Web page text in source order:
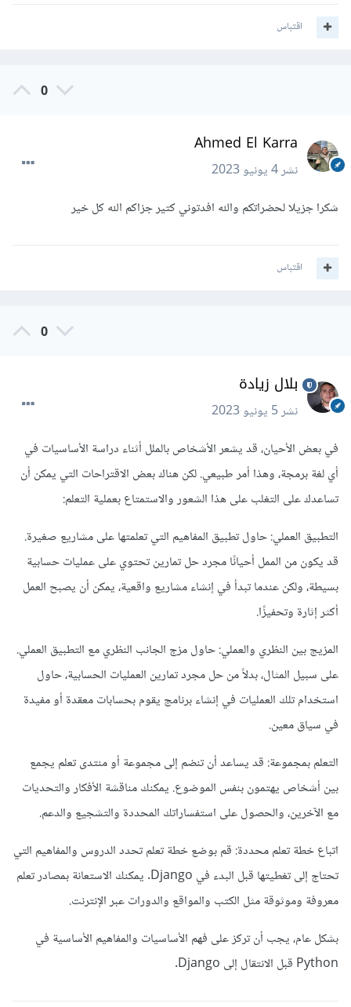
اقتباس
0
Ahmed El Karra
نشر4 يونيو 2023
شكرا جزيلا لحضراتكم والله افدتوني كتير جزاكم الله كل خير
اقتباس
0
بلال زيادة
نشر5 يونيو 2023
في بعض الأحيان، قد يشعر الأشخاص بالملل أثناء دراسة الأساسيات في
أي لغة برمجة، وهذا أمر طبيعي. لكن هناك بعض الاقتراحات التي يمكن أن
تساعدك على التغلب على هذا الشعور والاستمتاع بعملية التعلم:
التطبيق العملي: حاول تطبيق المفاهيم التي تعلمتها على مشاريع صغيرة.
قد يكون من الممل أحيانًا مجرد حل تمارين تحتوي على عمليات حسابية
بسيطة، ولكن عندما تبدأ في إنشاء مشاريع واقعية، يمكن أن يصبح العمل
أكثر إثارة وتحفيزًا.
المزيج بين النظري والعملي: حاول مزج الجانب النظري مع التطبيق العملي.
على سبيل المثال، بدلاً من حل مجرد تمارين العمليات الحسابية، حاول
استخدام تلك العمليات في إنشاء برنامج يقوم بحسابات معقدة أو مفيدة
في سياق معين.
التعلم بمجموعة: قد يساعد أن تنضم إلى مجموعة أو منتدى تعلم يجمع
بين أشخاص يهتمون بنفس الموضوع. يمكنك مناقشة الأفكار والتحديات
مع الآخرين، والحصول على استفساراتك المحددة والتشجيع والدعم.
اتباع خطة تعلم محددة: قم بوضع خطة تعلم تحدد الدروس والمفاهيم التي
تحتاج إلى تغطيتها قبل البدء في Django. يمكنك الاستعانة بمصادر تعلم
معروفة وموثوقة مثل الكتب والمواقع والدورات عبر الإنترنت.
بشكل عام، يجب أن تركز على فهم الأساسيات والمفاهيم الأساسية في
Python قبل الانتقال إلى Django.